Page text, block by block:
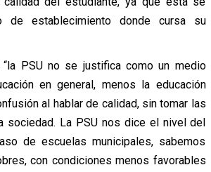
establecimiento donde cursa su
“la PSU no se justifica como un medio
en general, menos la educación
al hablar de calidad, sin tomar las
sociedad. La PSU nos dice el nivel del
de escuelas municipales, sabemos
con condiciones menos favorables